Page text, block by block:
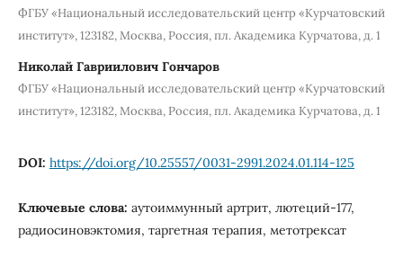
ФГБУ «Национальный исследовательский центр «Курчатовский
институт», 123182, Москва, Россия, пл. Академика Курчатова, д. 1
Николай Гавриилович Гончаров
ФГБУ «Национальный исследовательский центр «Курчатовский
институт», 123182, Москва, Россия, пл. Академика Курчатова, д. 1
DOI: https://doi.org/10.25557/0031-2991.2024.01.114-125
Ключевые слова: аутоиммунный артрит, лютеций-177,
радиосиновэктомия, таргетная терапия, метотрексат